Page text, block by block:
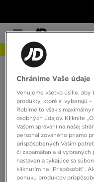
JD Sports Nike Air Force 1
Nike Air
Zoradiť:Odporúčané
Chránime Vaše údaje
Venujeme všetko úsilie, aby
produkty, ktoré si vyberajú
Robíme to však s
osobných údajov. Kliknite
Vašom správaní na našej
personalizovaného priamo
prispôsobených Vašim
či zapamätania si
nastavenia týkajúce sa
kliknutím na „Prispôsobiť”.
ponuku produktov